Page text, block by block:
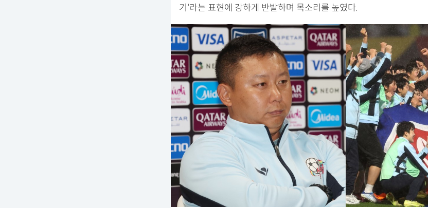
기'라는 표현에 강하게 반발하며 목소리를 높였다.